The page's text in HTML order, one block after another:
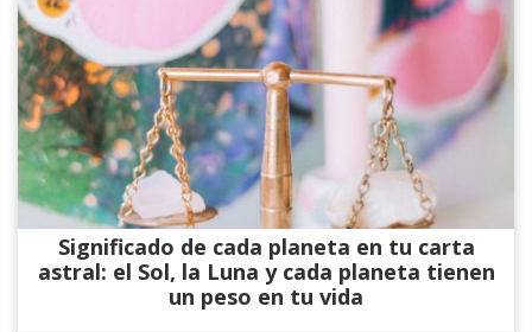
Significado de cada planeta en tu carta
astral: el Sol, la Luna y cada planeta tienen
un peso en tu vida